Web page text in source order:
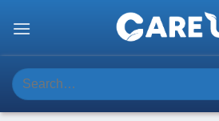
Search
for: